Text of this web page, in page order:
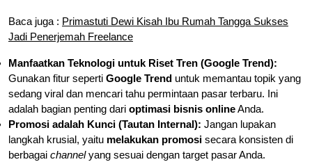
Baca juga : Primastuti Dewi Kisah Ibu Rumah Tangga Sukses
Jadi Penerjemah Freelance
Manfaatkan Teknologi untuk Riset Tren (Google Trend):
Gunakan fitur seperti Google Trend untuk memantau topik yang
sedang viral dan mencari tahu permintaan pasar terbaru. Ini
adalah bagian penting dari optimasi bisnis onlineAnda.
Promosi adalah Kunci (Tautan Internal): Jangan lupakan
langkah krusial, yaitu melakukan promosi secara konsisten di
berbagai channelyang sesuai dengan target pasar Anda.